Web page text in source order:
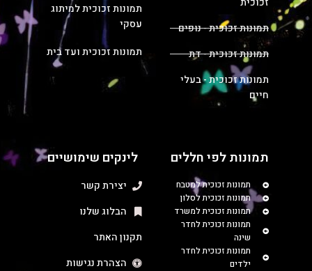
תמונות זכוכית - נופים
תמונות זכוכית - דת
תמונות זכוכית - בעלי
חיים
תמונות זכוכית למיתוג
עסקי
תמונות זכוכית ועד בית
תמונות לפי חללים
תמונות זכוכית למטבח
תמונות זכוכית לסלון
תמונות זכוכית למשרד
תמונות זכוכית לחדר
שינה
תמונות זכוכית לחדר
ילדים
לינקים שימושיים
יצירת קשר
הבלוג שלנו
תקנון האתר
הצהרת נגישות